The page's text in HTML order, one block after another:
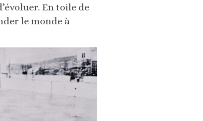
En toile de
le monde à